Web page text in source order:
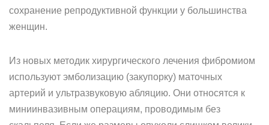
сохранение репродуктивной функции у большинства
женщин.
Из новых методик хирургического лечения фибромиом
используют эмболизацию (закупорку) маточных
артерий и ультразвуковую абляцию. Они относятся к
миниинвазивным операциям, проводимым без